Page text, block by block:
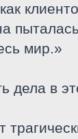
мир.»
дела в